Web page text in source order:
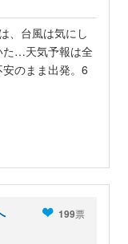
、台風は気にし
た…天気予報は全
のまま出発。6
199票